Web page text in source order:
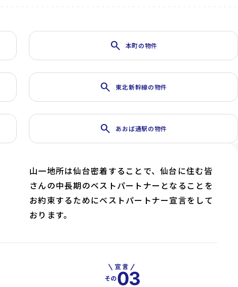
search 本町の物件
search 東北新幹線の物件
search あおば通駅の物件
山一地所は仙台密着することで、仙台に住む皆
さんの中長期のベストパートナーとなることを
お約束するためにベストパートナー宣言をして
おります。